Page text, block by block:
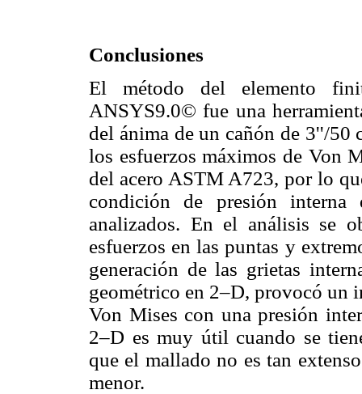
Conclusiones
El método del elemento
ANSYS9.0© fue una
del ánima de un cañón de 3''/50
los esfuerzos máximos de Von
del acero ASTM A723, por lo
condición de presión
analizados. En el análisis se
esfuerzos en las puntas y
generación de las grietas
geométrico en 2–D, provocó un
Von Mises con una presión
2–D es muy útil cuando se
que el mallado no es tan
menor.